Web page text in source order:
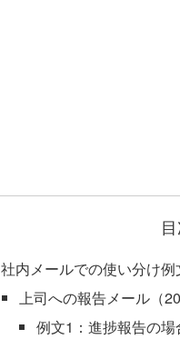
社内メールでの使い分け例
上司への報告メール（
例文1：進捗報告の場